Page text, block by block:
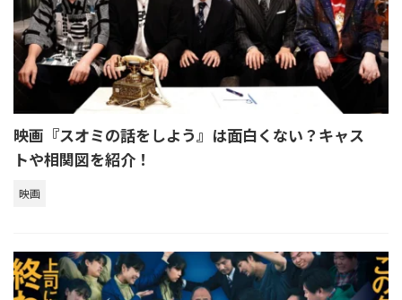
映画『スオミの話をしよう』は面白くない？キャス
トや相関図を紹介！
映画